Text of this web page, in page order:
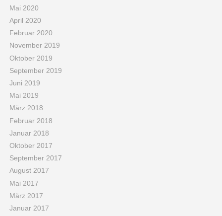
Mai 2020
April 2020
Februar 2020
November 2019
Oktober 2019
September 2019
Juni 2019
Mai 2019
März 2018
Februar 2018
Januar 2018
Oktober 2017
September 2017
August 2017
Mai 2017
März 2017
Januar 2017